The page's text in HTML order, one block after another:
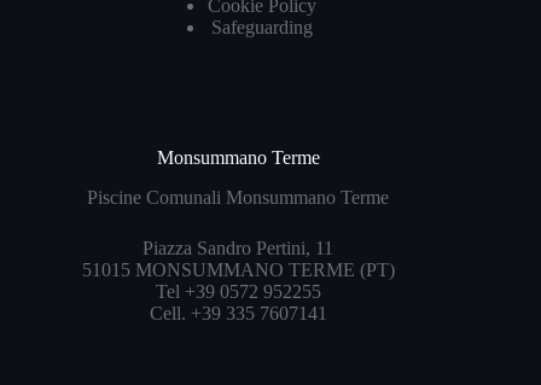
Cookie Policy
Safeguarding
Monsummano Terme
Piscine Comunali Monsummano Terme
Piazza Sandro Pertini, 11
51015 MONSUMMANO TERME (PT)
Tel +39 0572 952255
Cell. +39 335 7607141